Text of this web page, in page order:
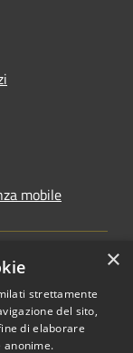
mobile
2026 • Comune di
• Powered by
×
strettamente
del sito,
di elaborare
anonime.